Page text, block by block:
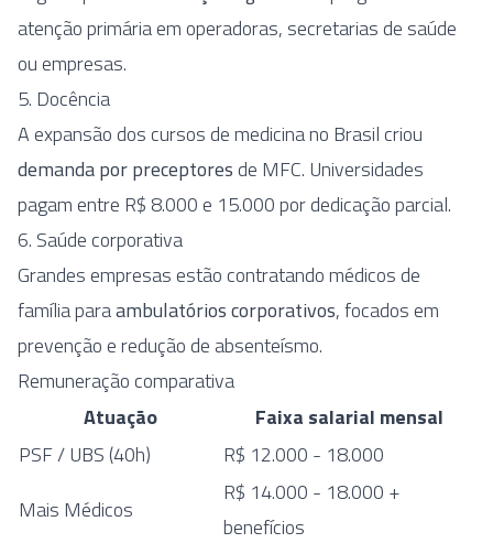
atenção primária em operadoras, secretarias de saúde
ou empresas.
5. Docência
A expansão dos cursos de medicina no Brasil criou
demanda por preceptoresde MFC. Universidades
pagam entre R$ 8.000 e 15.000 por dedicação parcial.
6. Saúde corporativa
Grandes empresas estão contratando médicos de
família paraambulatórios corporativos, focados em
prevenção e redução de absenteísmo.
Remuneração comparativa
Atuação
Faixa salarial mensal
PSF / UBS (40h)
R$ 12.000 - 18.000
Mais Médicos
R$ 14.000 - 18.000 +
benefícios